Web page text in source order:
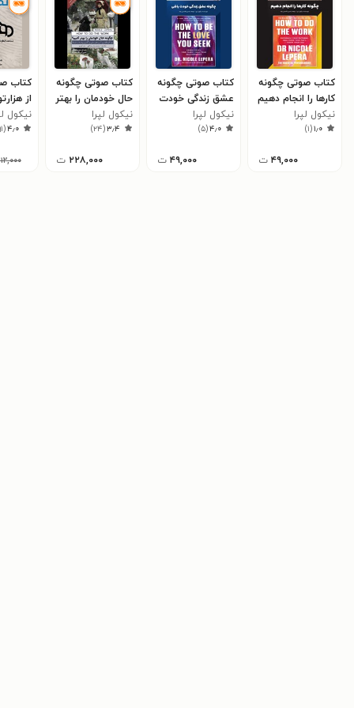
کتاب صوتی چگونه
کارها را انجام دهیم
(خلاصه کتاب)
نیکول لپرا
۱٫۰(۱)
۴۹,۰۰۰ ت
کتاب صوتی چگونه
عشق زندگی خودت
باشی (خلاصه
کتاب)
نیکول لپرا
۴٫۰(۵)
۴۹,۰۰۰ ت
کتاب صوتی چگونه
حال خودمان را بهتر
کنیم؟
نیکول لپرا
۳٫۴(۲۴)
۲۲۸,۰۰۰ ت
کتاب
از
نیکول
۴٫۰(